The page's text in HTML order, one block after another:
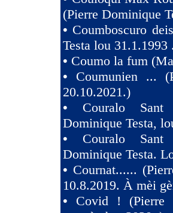
(Pierre Dominique
• Coumboscuro
Testa lou 31.1.1993
• Coumo la fum
• Coumunien ...
20.10.2021.)
• Couralo Sant
Dominique Testa,
• Couralo Sant
Dominique Testa.
• Cournat......
10.8.2019. À mèi
• Covid ! (Pierre